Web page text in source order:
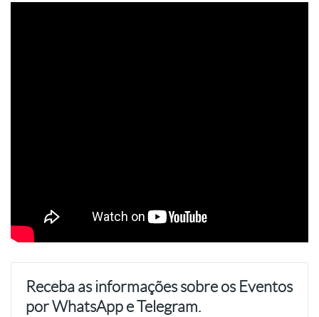
Receba as informações sobre os Eventos
por WhatsApp e Telegram.